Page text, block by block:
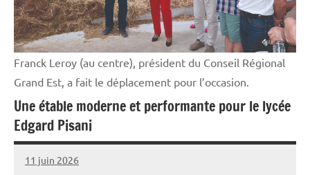
Franck Leroy (au centre), président du Conseil Régional
Grand Est, a fait le déplacement pour l’occasion.
Une étable moderne et performante pour le lycée
Edgard Pisani
11 juin 2026
Thibaut